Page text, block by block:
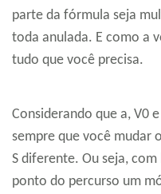
parte da fórmula seja
toda anulada. E como a
tudo que você precisa.
Considerando que a, V0
sempre que você mudar
S diferente. Ou seja,
ponto do percurso um